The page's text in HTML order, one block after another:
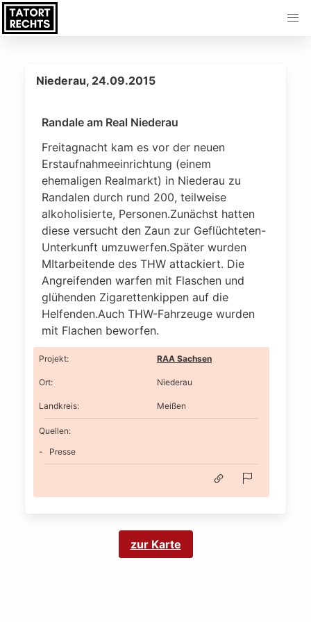
Niederau, 24.09.2015
Randale am Real Niederau
Freitagnacht kam es vor der neuen
Erstaufnahmeeinrichtung (einem
ehemaligen Realmarkt) in Niederau zu
Randalen durch rund 200, teilweise
alkoholisierte, Personen.Zunächst hatten
diese versucht den Zaun zur Geflüchteten-
Unterkunft umzuwerfen.Später wurden
MItarbeitende des THW attackiert. Die
Angreifenden warfen mit Flaschen und
glühenden Zigarettenkippen auf die
Helfenden.Auch THW-Fahrzeuge wurden
mit Flachen beworfen.
Projekt: RAA Sachsen
Ort: Niederau
Landkreis: Meißen
Quellen:
Presse
zur Karte